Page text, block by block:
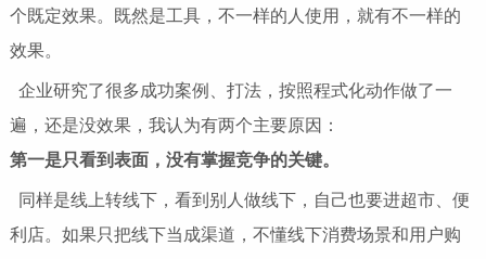
个既定效果。既然是工具，不一样的人使用，就有不一样的
效果。
企业研究了很多成功案例、打法，按照程式化动作做了一
遍，还是没效果，我认为有两个主要原因：
第一是只看到表面，没有掌握竞争的关键。
同样是线上转线下，看到别人做线下，自己也要进超市、便
利店。如果只把线下当成渠道，不懂线下消费场景和用户购